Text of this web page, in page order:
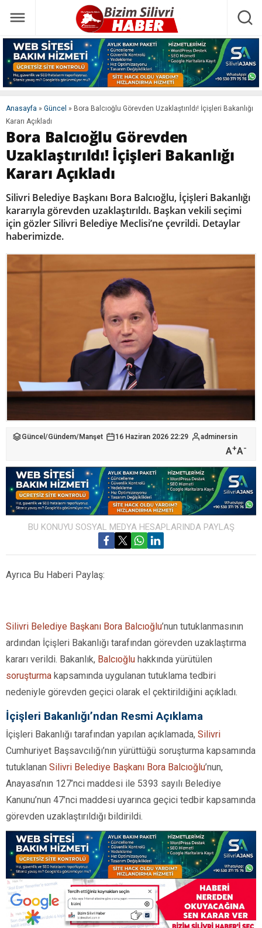
Anasayfa » Güncel » Bora Balcıoğlu Görevden Uzaklaştırıldı! İçişleri Bakanlığı
Kararı Açıkladı
Bora Balcıoğlu Görevden
Uzaklaştırıldı! İçişleri Bakanlığı
Kararı Açıkladı
Silivri Belediye Başkanı Bora Balcıoğlu, İçişleri Bakanlığı
kararıyla görevden uzaklaştırıldı. Başkan vekili seçimi
için gözler Silivri Belediye Meclisi’ne çevrildi. Detaylar
haberimizde.
Güncel /Gündem/Manşet 16 Haziran 2026 22:29 adminersin
A+A-
BU KONUYU SOSYAL MEDYA HESAPLARINDA PAYLAŞ
Ayrıca Bu Haberi Paylaş:
Silivri Belediye Başkanı Bora Balcıoğlu’nun tutuklanmasının
ardından İçişleri Bakanlığı tarafından görevden uzaklaştırma
kararı verildi. Bakanlık, Balcıoğlu hakkında yürütülen
soruşturma kapsamında uygulanan tutuklama tedbiri
nedeniyle görevden geçici olarak el çektirildiğini açıkladı.
İçişleri Bakanlığı’ndan Resmi Açıklama
İçişleri Bakanlığı tarafından yapılan açıklamada, Silivri
Cumhuriyet Başsavcılığı’nın yürüttüğü soruşturma kapsamında
tutuklanan Silivri Belediye Başkanı Bora Balcıoğlu’nun,
Anayasa’nın 127’nci maddesi ile 5393 sayılı Belediye
Kanunu’nun 47’nci maddesi uyarınca geçici tedbir kapsamında
görevden uzaklaştırıldığı bildirildi.